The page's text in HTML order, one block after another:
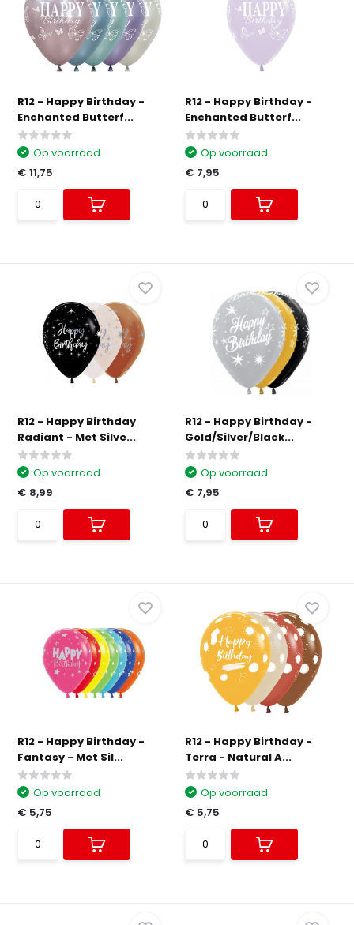
R12 - Happy Birthday -
Enchanted Butterf...
Op voorraad
€ 11,75
R12 - Happy Birthday -
Enchanted Butterf...
Op voorraad
€ 7,95
R12 - Happy Birthday
Radiant - Met Silve...
Op voorraad
€ 8,99
R12 - Happy Birthday -
Gold/Silver/Black...
Op voorraad
€ 7,95
R12 - Happy Birthday -
Fantasy - Met Sil...
Op voorraad
€ 5,75
R12 - Happy Birthday -
Terra - Natural A...
Op voorraad
€ 5,75